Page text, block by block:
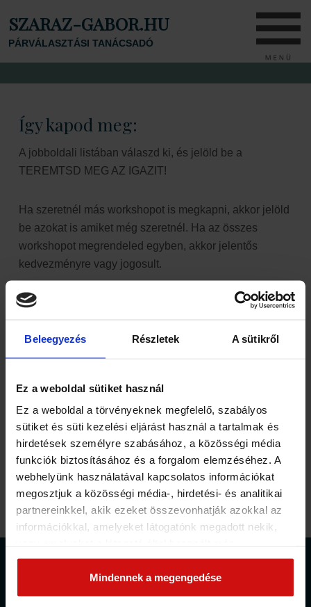
Beleegyezés Részletek A sütikről
Ez a weboldal sütiket használ
Ez a weboldal a törvényeknek megfelelő, szabályos
sütiket és süti kezelési eljárást használ a tartalmak és
hirdetések személyre szabásához, a közösségi média
funkciók biztosításához és a forgalom elemzéséhez. A
webhelyünk használatával kapcsolatos információkat
megosztjuk a közösségi média-, hirdetési- és analitikai
partnereinkkel, akik ezeket összevonhatják azokkal az
információkkal, amelyeket látogatónk megadott nekik,
szolgáltatásokból gyűjtöttek. Elfogadásával segíti a
munkánkat és nagyobb felhasználói élményt
biztosíthatunk mi is látogatóinknak.
Mindennek a megengedése
SZARAZ-GABOR.HU
PÁRVÁLASZTÁSI TANÁCSADÓ
Így kapod meg:
A jobboldali listában válaszd ki, és jelöld be a
TEREMTSD MEG AZ IGAZIT!
Ha szeretnél más workshopot is megkapni, akkor jelöld
be azokat is amiket még szeretnél. Ha az összes
workshopot megrendeled egyben, akkor jelentős
kedvezményre vagy jogosult.
Ezt követően az űrlap alján a nyílra kattintva lépj
Minden további információt megkapsz e-mailben.
Az adatkezelési szabályzatunkat itt tekintheted meg.
Röviden: a spamet mi is utáljuk és soha nem adjuk ki
adataid harmadik félnek. E-mail címed csak arra használjuk,
hogy az általad kért tájékoztatást elküldjünk részedre és a
témával kapcsolatos marketingcélú ajánlatról
tájékoztathassunk. Adataid törlését egyetlen
gombnyomással kérheted rendszerünkben.
KÖVESS A FACEBOOKON IS…